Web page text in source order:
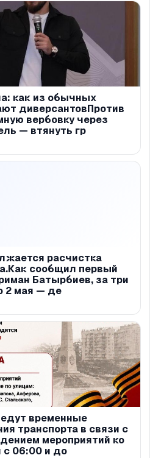
как из обычных
диверсантовПротив
вербовку через
— втянуть гр
расчистка
сообщил первый
Батырбиев, за три
2 мая — де
временные
транспорта в связи с
мероприятий ко
06:00 и до